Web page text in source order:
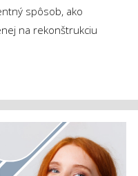
spôsob, ako
na rekonštrukciu